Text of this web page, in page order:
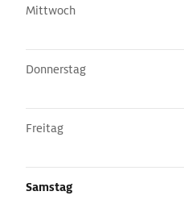
Mittwoch
Donnerstag
Freitag
Samstag